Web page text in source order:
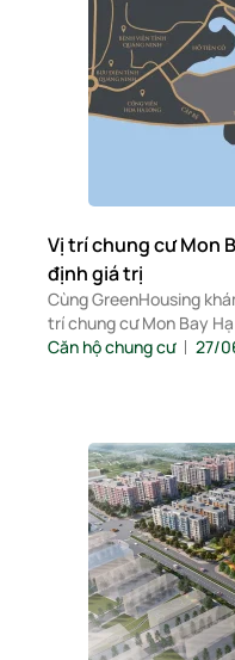
Vị trí chung cư Mon
định giá trị
Cùng GreenHousing
trí chung cư Mon Bay
Căn hộ chung cư
27/